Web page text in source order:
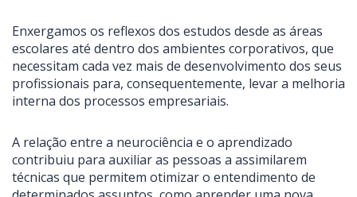
Enxergamos os reflexos dos estudos desde as áreas
escolares até dentro dos ambientes corporativos, que
necessitam cada vez mais de desenvolvimento dos seus
profissionais para, consequentemente, levar a melhoria
interna dos processos empresariais.
A relação entre a neurociência e o aprendizado
contribuiu para auxiliar as pessoas a assimilarem
técnicas que permitem otimizar o entendimento de